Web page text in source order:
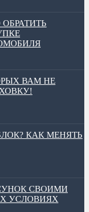
ВАМ НЕ
КАК МЕНЯТЬ
СВОИМИ
УСЛОВИЯХ